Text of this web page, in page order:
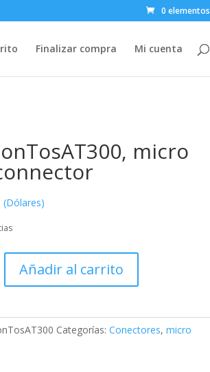
0 elementos
Finalizar compra Mi cuenta
micro
(Dólares)
Añadir al carrito
Categorías: Conectores, micro